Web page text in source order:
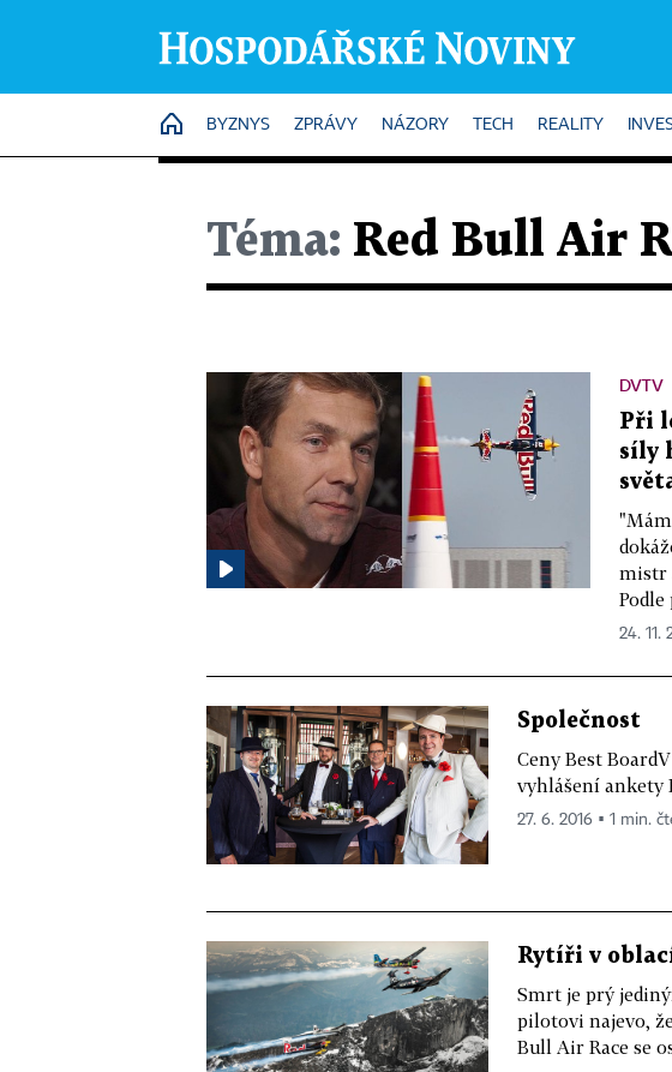
HOME
BYZNYS ZPRÁVY NÁZORY TECH REALITY
Téma: Red Bull Air
DVTV
Při
síly
mistr
24. 11.
Společnost
Ceny Best
vyhlášení ankety
27. 6. 2016 ▪ 1 min.
Rytíři v
Smrt je prý
pilotovi najevo,
Bull Air Race se